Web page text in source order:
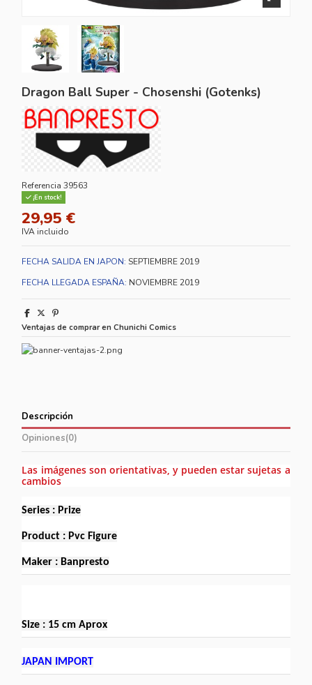
Dragon Ball Super - Chosenshi (Gotenks)
Referencia 39563
¡En stock!
29,95 €
IVA incluido
FECHA SALIDA EN JAPON: SEPTIEMBRE 2019
FECHA LLEGADA ESPAÑA: NOVIEMBRE 2019
Ventajas de comprar en Chunichi Comics
Descripción
Opiniones(0)
Las imágenes son orientativas, y pueden estar sujetas a
cambios
Series : Prize
Product : Pvc Figure
Maker : Banpresto
Size : 15 cm Aprox
JAPAN IMPORT